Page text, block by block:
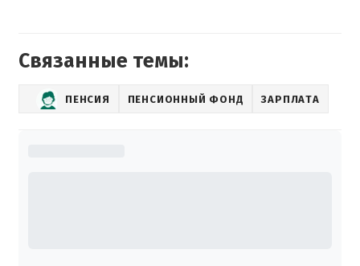
Связанные темы:
ПЕНСИЯ ПЕНСИОННЫЙ ФОНД ЗАРПЛАТА